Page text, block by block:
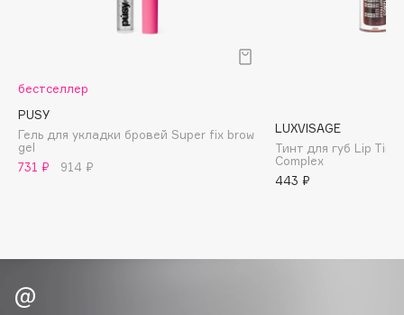
BOOMSHOP
BORK
Brunello Cucinelli
Bvlgari
бестселлер
PUSY
Гель для укладки бровей Super fix brow
gel
731 ₽
914 ₽
LUXVISAGE
Тинт для губ Lip Tint
Complex
443 ₽